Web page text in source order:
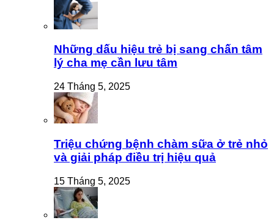
Những dấu hiệu trẻ bị sang chấn tâm
lý cha mẹ cần lưu tâm
24 Tháng 5, 2025
Triệu chứng bệnh chàm sữa ở trẻ nhỏ
và giải pháp điều trị hiệu quả
15 Tháng 5, 2025